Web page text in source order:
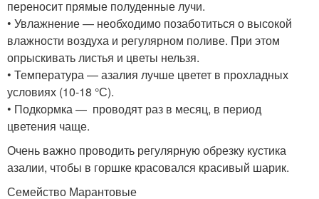
переносит прямые полуденные лучи.
• Увлажнение — необходимо позаботиться о высокой
влажности воздуха и регулярном поливе. При этом
опрыскивать листья и цветы нельзя.
• Температура — азалия лучше цветет в прохладных
условиях (10-18 °С).
• Подкормка — проводят раз в месяц, в период
цветения чаще.
Очень важно проводить регулярную обрезку кустика
азалии, чтобы в горшке красовался красивый шарик.
Семейство Марантовые